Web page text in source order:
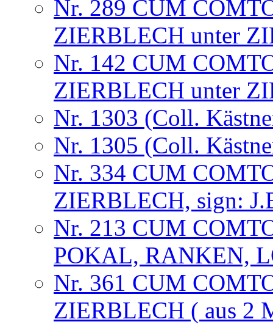
Nr. 289 CUM
ZIERBLECH unter
Nr. 142 CUM
ZIERBLECH unter
Nr. 1303 (Coll.
Nr. 1305 (Coll.
Nr. 334 CUM
ZIERBLECH, sign:
Nr. 213 CUM
POKAL, RANKEN,
Nr. 361 CUM
ZIERBLECH ( aus 2